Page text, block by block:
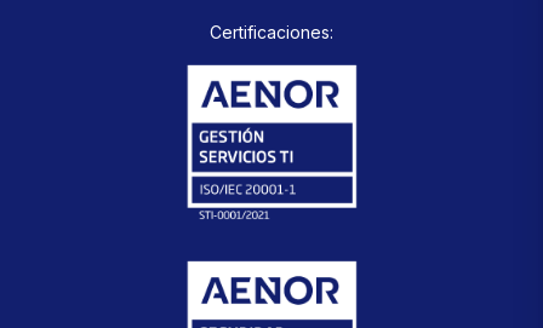
Certificaciones: